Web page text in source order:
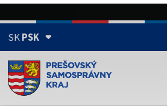
SKPSK
Doména psk.sk je oficiálna
Toto je oficiálna webová stránka